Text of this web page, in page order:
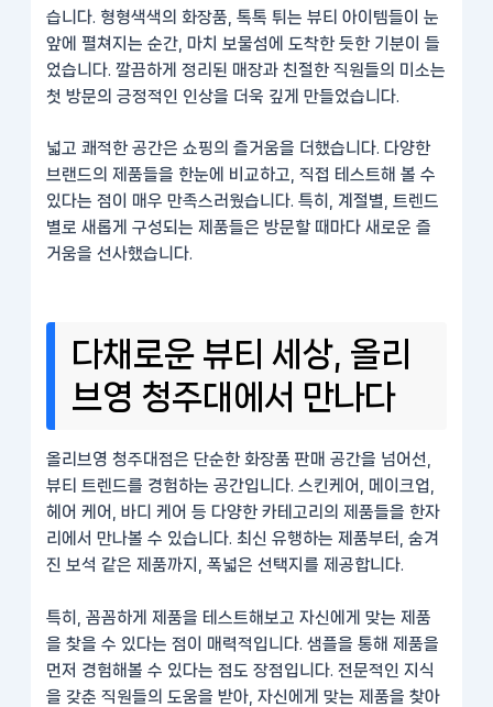
습니다. 형형색색의 화장품, 톡톡 튀는 뷰티 아이템들이 눈
앞에 펼쳐지는 순간, 마치 보물섬에 도착한 듯한 기분이 들
었습니다. 깔끔하게 정리된 매장과 친절한 직원들의 미소는
첫 방문의 긍정적인 인상을 더욱 깊게 만들었습니다.
넓고 쾌적한 공간은 쇼핑의 즐거움을 더했습니다. 다양한
브랜드의 제품들을 한눈에 비교하고, 직접 테스트해 볼 수
있다는 점이 매우 만족스러웠습니다. 특히, 계절별, 트렌드
별로 새롭게 구성되는 제품들은 방문할 때마다 새로운 즐
거움을 선사했습니다.
다채로운 뷰티 세상, 올리
브영 청주대에서 만나다
올리브영 청주대점은 단순한 화장품 판매 공간을 넘어선,
뷰티 트렌드를 경험하는 공간입니다. 스킨케어, 메이크업,
헤어 케어, 바디 케어 등 다양한 카테고리의 제품들을 한자
리에서 만나볼 수 있습니다. 최신 유행하는 제품부터, 숨겨
진 보석 같은 제품까지, 폭넓은 선택지를 제공합니다.
특히, 꼼꼼하게 제품을 테스트해보고 자신에게 맞는 제품
을 찾을 수 있다는 점이 매력적입니다. 샘플을 통해 제품을
먼저 경험해볼 수 있다는 점도 장점입니다. 전문적인 지식
을 갖춘 직원들의 도움을 받아, 자신에게 맞는 제품을 찾아